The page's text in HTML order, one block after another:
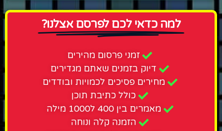
למה כדאי לכם לפרסם אצלנו?
זמני פרסום מהירים
דיוק בזמנים שאתם מגדירים
מחירים פסיכים לכמויות ובודדים
כולל כתיבת תוכן
מאמרים בין 400 ל1000 מילה
הזמנה קלה ונוחה